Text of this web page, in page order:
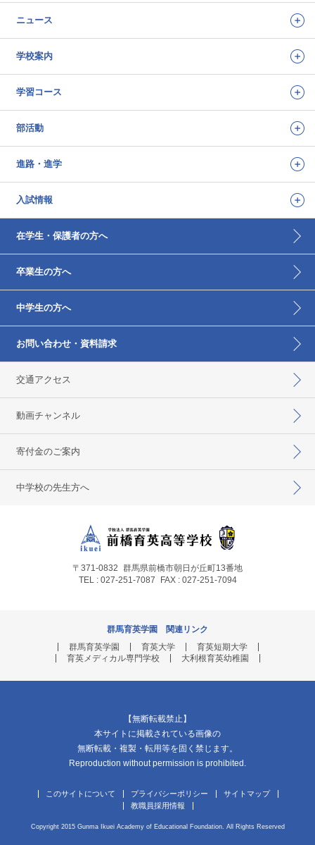
ニュース
学校案内
学習コース
部活動
進路・進学
入試情報
在学生・保護者の方へ
卒業生の方へ
中学生の方へ
お問い合わせ・資料請求
交通アクセス
動画チャンネル
寄付金のご案内
中学校の先生方へ
〒371-0832 群馬県前橋市朝日が丘町13番地
TEL : 027-251-7087
FAX : 027-251-7094
群馬育英学園 関連リンク
群馬育英学園
育英大学
育英短期大学
育英メディカル専門学校
大利根育英幼稚園
【無断転載禁止】
本サイトに掲載されている画像の
無断転載・複製・転用等を固く禁じます。
Reproduction without permission is prohibited.
このサイトについて プライバシーポリシー
サイトマップ
教職員採用情報
Copyright 2015 Gunma Ikuei Academy of Educational Foundation. All Rights Reserved